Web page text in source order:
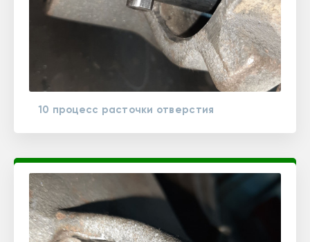
10 процесс расточки отверстия